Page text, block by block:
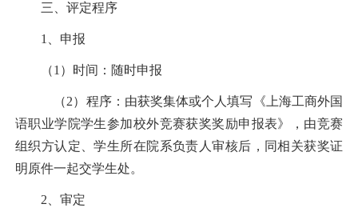
三、评定程序
1 、申报
（1 ）时间：随时申报
（2）程序：由获奖集体或个人填写《上海工商外国
语职业学院学生参加校外竞赛获奖奖励申报表》，由竞赛
组织方认定、学生所在院系负责人审核后，同相关获奖证
明原件一起交学生处。
2 、审定